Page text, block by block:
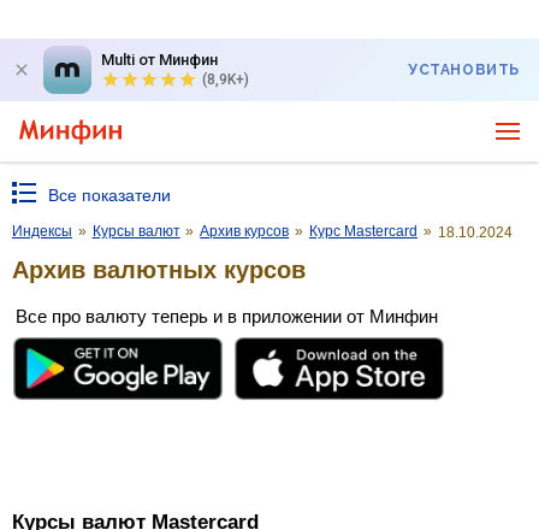
Multi от Минфин
(8,9K+)
УСТАНОВИТЬ
Все показатели
Индексы » Курсы валют » Архив курсов » Курс Mastercard » 18.10.2024
Архив валютных курсов
Все про валюту теперь и в приложении от Минфин
Курсы валют Mastercard